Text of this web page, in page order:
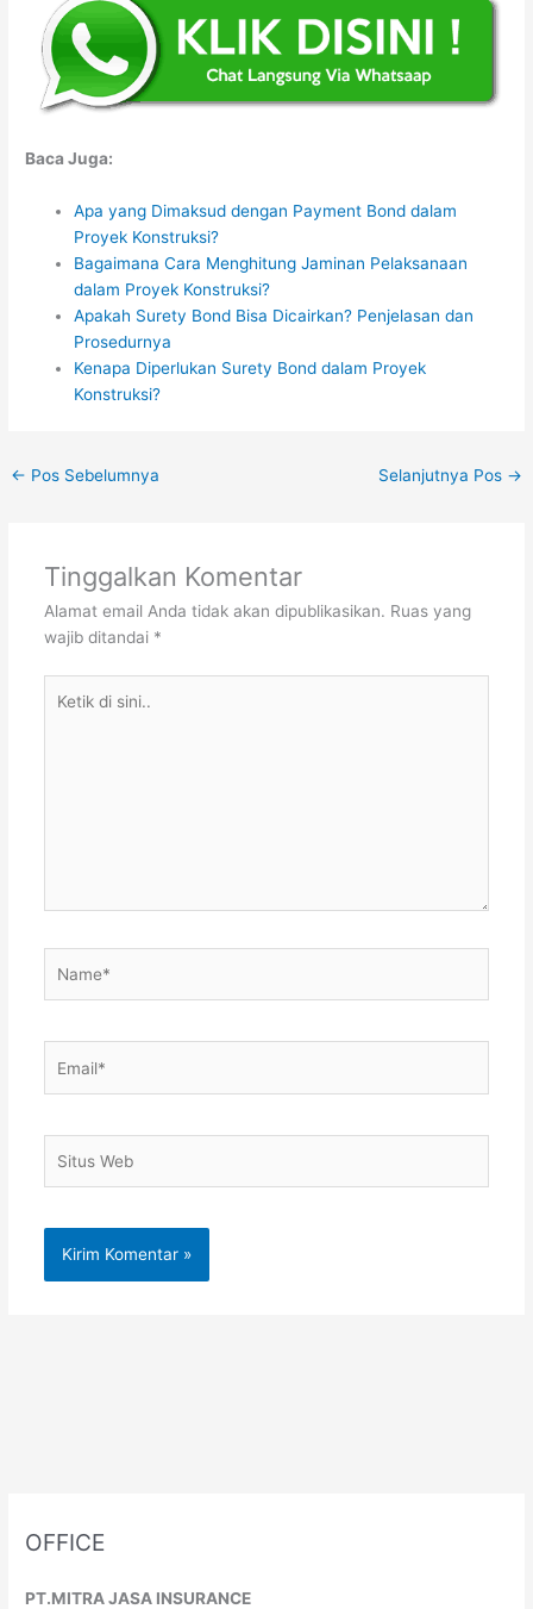
Baca Juga:
Apa yang Dimaksud dengan Payment Bond dalam
Proyek Konstruksi?
Bagaimana Cara Menghitung Jaminan Pelaksanaan
dalam Proyek Konstruksi?
Apakah Surety Bond Bisa Dicairkan? Penjelasan dan
Prosedurnya
Kenapa Diperlukan Surety Bond dalam Proyek
Konstruksi?
← Pos Sebelumnya Selanjutnya Pos →
Tinggalkan Komentar
Alamat email Anda tidak akan dipublikasikan. Ruas yang
wajib ditandai *
Web
OFFICE
PT.MITRA JASA INSURANCE